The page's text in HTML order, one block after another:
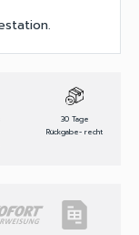
30 Tage
Rückgabe- recht